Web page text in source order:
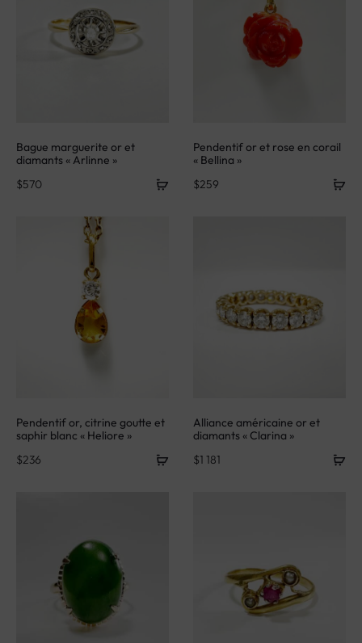
Bague marguerite or et
diamants « Arlinne »
$570
Pendentif or et rose en corail
« Bellina »
$259
Pendentif or, citrine goutte et
saphir blanc « Heliore »
$236
Alliance américaine or et
diamants « Clarina »
$1 181